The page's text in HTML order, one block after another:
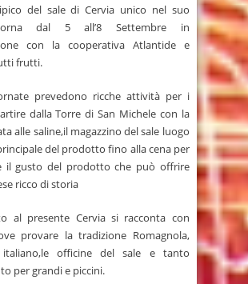
del sale di Cervia unico nel suo
dal 5 all’8 Settembre in
con la cooperativa Atlantide e
frutti.
prevedono ricche attività per i
dalla Torre di San Michele con la
alle saline,il magazzino del sale luogo
del prodotto fino alla cena per
il gusto del prodotto che può offrire
ricco di storia
al presente Cervia si racconta con
provare la tradizione Romagnola,
italiano,le officine del sale e tanto
per grandi e piccini.